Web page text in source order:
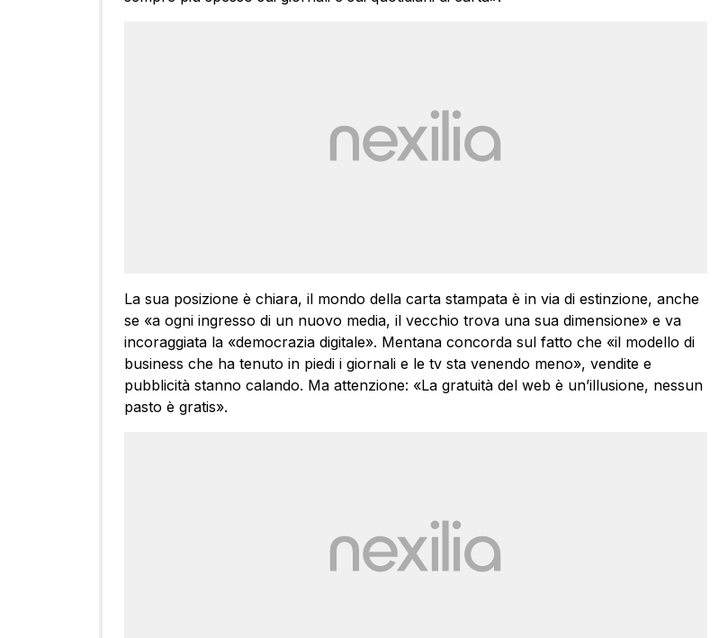
La sua posizione è chiara, il mondo della carta stampata è in via di estinzione, anche
se «a ogni ingresso di un nuovo media, il vecchio trova una sua dimensione» e va
incoraggiata la «democrazia digitale». Mentana concorda sul fatto che «il modello di
business che ha tenuto in piedi i giornali e le tv sta venendo meno», vendite e
pubblicità stanno calando. Ma attenzione: «La gratuità del web è un’illusione, nessun
pasto è gratis».